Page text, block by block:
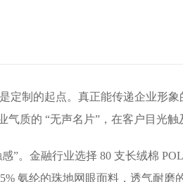
定制的起点。真正能传递企业形
质的 “无声名片”，在客户目光触
”。金融行业选择 80 支长绒棉
氨纶的珠地网眼面料，透气耐